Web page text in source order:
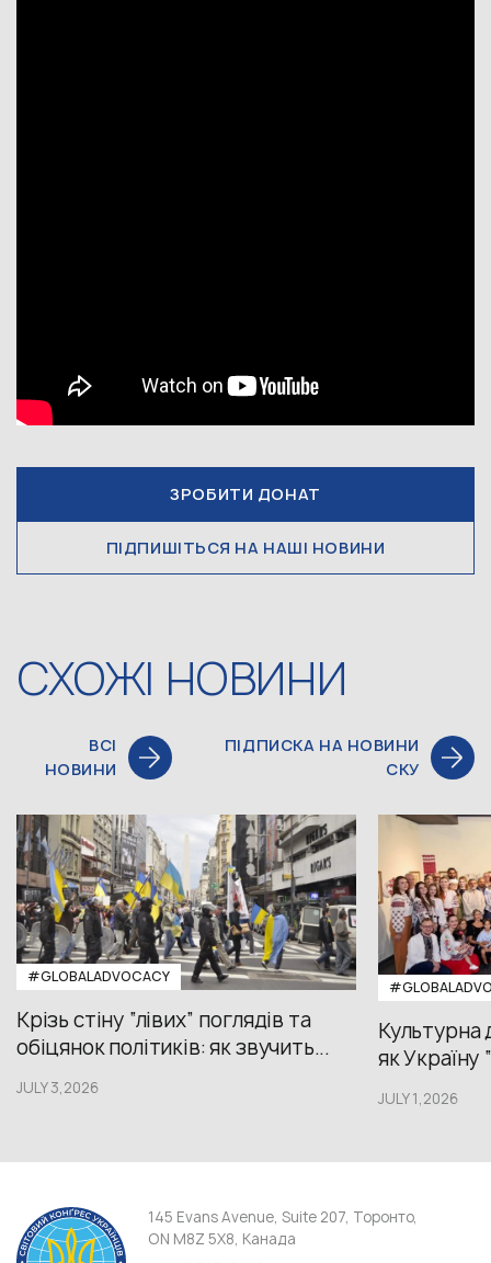
ЗРОБИТИ ДОНАТ
ПІДПИШІТЬСЯ НА НАШІ НОВИНИ
СХОЖІ НОВИНИ
ВСІ
НОВИНИ
ПІДПИСКА НА НОВИНИ
СКУ
#GLOBALADVOCACY
Крізь стіну “лівих” поглядів та
обіцянок політиків: як звучить...
JULY 3,2026
Культурна
як
JULY 1,2026
145 Evans Avenue, Suite 207, Торонто,
ON M8Z 5X8, Канада